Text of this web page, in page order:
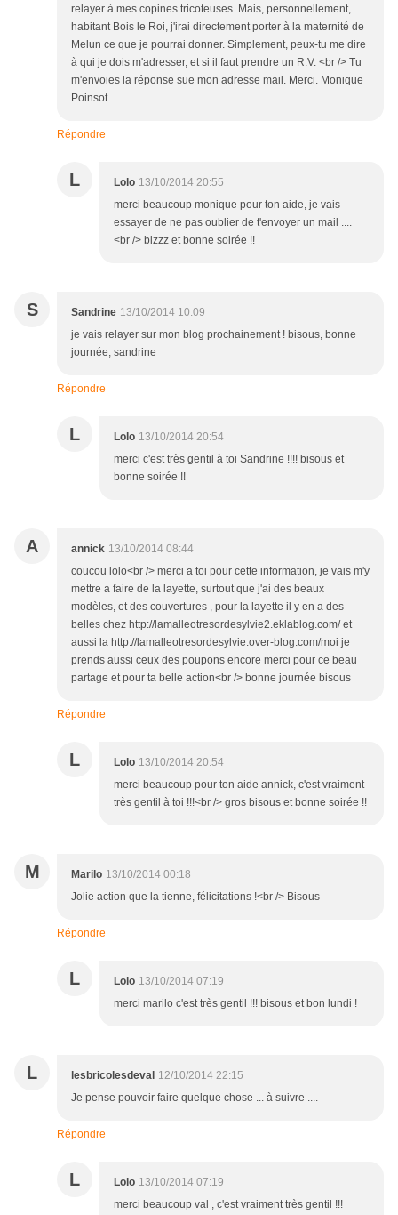
relayer à mes copines tricoteuses. Mais, personnellement,
habitant Bois le Roi, j'irai directement porter à la maternité de
Melun ce que je pourrai donner. Simplement, peux-tu me dire
à qui je dois m'adresser, et si il faut prendre un R.V. <br /> Tu
m'envoies la réponse sue mon adresse mail. Merci. Monique
Poinsot
Répondre
L Lolo 13/10/2014 20:55
merci beaucoup monique pour ton aide, je vais
essayer de ne pas oublier de t'envoyer un mail ....
<br /> bizzz et bonne soirée !!
S Sandrine 13/10/2014 10:09
je vais relayer sur mon blog prochainement ! bisous, bonne
journée, sandrine
Répondre
L Lolo 13/10/2014 20:54
merci c'est très gentil à toi Sandrine !!!! bisous et
bonne soirée !!
A annick 13/10/2014 08:44
coucou lolo<br /> merci a toi pour cette information, je vais m'y
mettre a faire de la layette, surtout que j'ai des beaux
modèles, et des couvertures , pour la layette il y en a des
belles chez http://lamalleotresordesylvie2.eklablog.com/ et
aussi la http://lamalleotresordesylvie.over-blog.com/moi je
prends aussi ceux des poupons encore merci pour ce beau
partage et pour ta belle action<br /> bonne journée bisous
Répondre
L Lolo 13/10/2014 20:54
merci beaucoup pour ton aide annick, c'est vraiment
très gentil à toi !!!<br /> gros bisous et bonne soirée !!
M Marilo 13/10/2014 00:18
Jolie action que la tienne, félicitations !<br /> Bisous
Répondre
L Lolo 13/10/2014 07:19
merci marilo c'est très gentil !!! bisous et bon lundi !
L lesbricolesdeval 12/10/2014 22:15
Je pense pouvoir faire quelque chose ... à suivre ....
Répondre
L Lolo 13/10/2014 07:19
merci beaucoup val , c'est vraiment très gentil !!!